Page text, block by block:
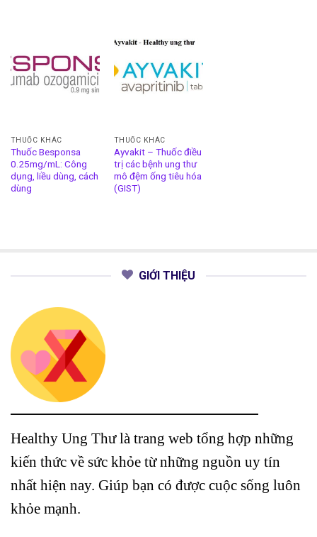
THUỐC KHÁC
Thuốc Besponsa
0.25mg/mL: Công
dụng, liều dùng, cách
dùng
THUỐC KHÁC
Ayvakit – Thuốc điều
trị các bệnh ung thư
mô đệm ống tiêu hóa
(GIST)
GIỚI THIỆU
Healthy Ung Thư là trang web tổng hợp những
kiến thức về sức khỏe từ những nguồn uy tín
nhất hiện nay. Giúp bạn có được cuộc sống luôn
khỏe mạnh.